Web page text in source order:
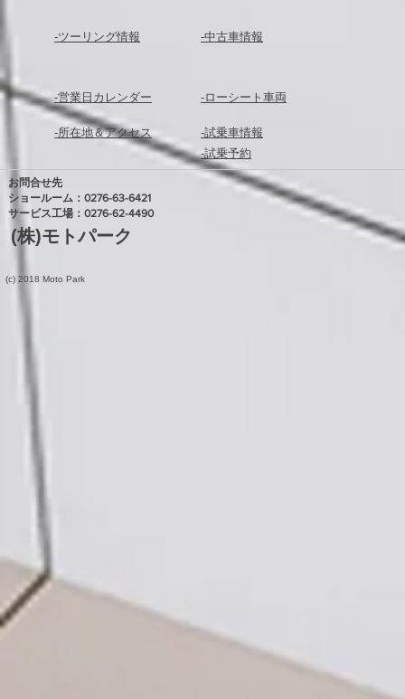
-ツーリング情報 -中古車情報
-営業日カレンダー
-所在地＆アクセス
-ローシート車両
-試乗車情報
-試乗予約
お問合せ先
ショールーム：0276-63-6421
​ サービス工場：0276-62-4490
(株)モトパーク
(c) 2018 Moto Park